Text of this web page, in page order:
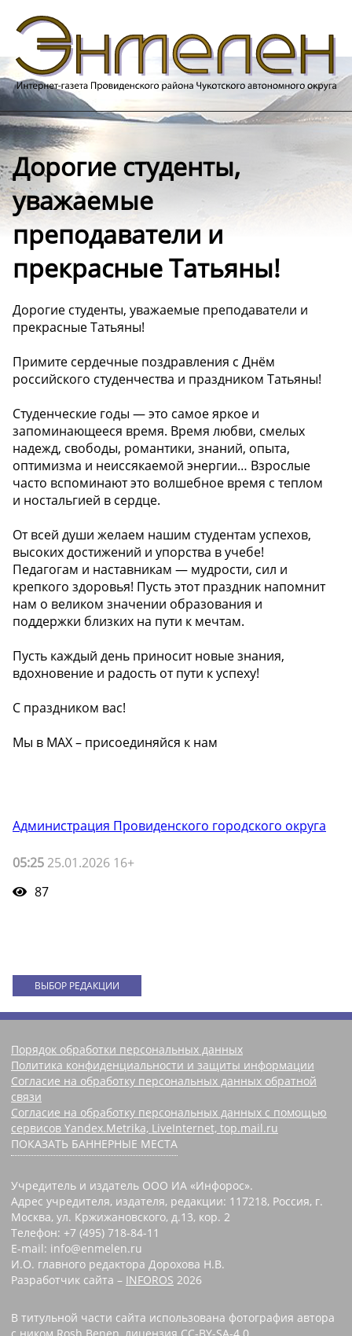
Дорогие студенты,
уважаемые
преподаватели и
прекрасные Татьяны!
Дорогие студенты, уважаемые преподаватели и
прекрасные Татьяны!
Примите сердечные поздравления с Днём
российского студенчества и праздником Татьяны!
Студенческие годы — это самое яркое и
запоминающееся время. Время любви, смелых
надежд, свободы, романтики, знаний, опыта,
оптимизма и неиссякаемой энергии… Взрослые
часто вспоминают это волшебное время с теплом
и ностальгией в сердце.
От всей души желаем нашим студентам успехов,
высоких достижений и упорства в учебе!
Педагогам и наставникам — мудрости, сил и
крепкого здоровья! Пусть этот праздник напомнит
нам о великом значении образования и
поддержки близких на пути к мечтам.
Пусть каждый день приносит новые знания,
вдохновение и радость от пути к успеху!
С праздником вас!
Мы в MAX – присоединяйся к нам
Администрация Провиденского городского округа
05:25 25.01.2026 16+
87
ВЫБОР РЕДАКЦИИ
Порядок обработки персональных данных
Политика конфиденциальности и защиты информации
Согласие на обработку персональных данных обратной
связи
Согласие на обработку персональных данных с помощью
сервисов Yandex.Metrika, LiveInternet, top.mail.ru
ПОКАЗАТЬ БАННЕРНЫЕ МЕСТА
Учредитель и издатель ООО ИА «Инфорос».
Адрес учредителя, издателя, редакции: 117218, Россия, г.
Москва, ул. Кржижановского, д.13, кор. 2
Телефон: +7 (495) 718-84-11
E-mail: info@enmelen.ru
И.О. главного редактора Дорохова Н.В.
Разработчик сайта – INFOROS 2026
В титульной части сайта использована фотография автора